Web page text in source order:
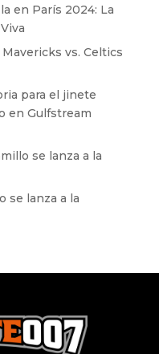
en París 2024: La
vs. Celtics
para el jinete
en Gulfstream
se lanza a la
se lanza a la